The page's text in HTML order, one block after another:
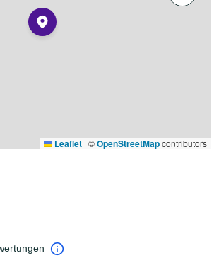
Leaflet | ©OpenStreetMapcontributors